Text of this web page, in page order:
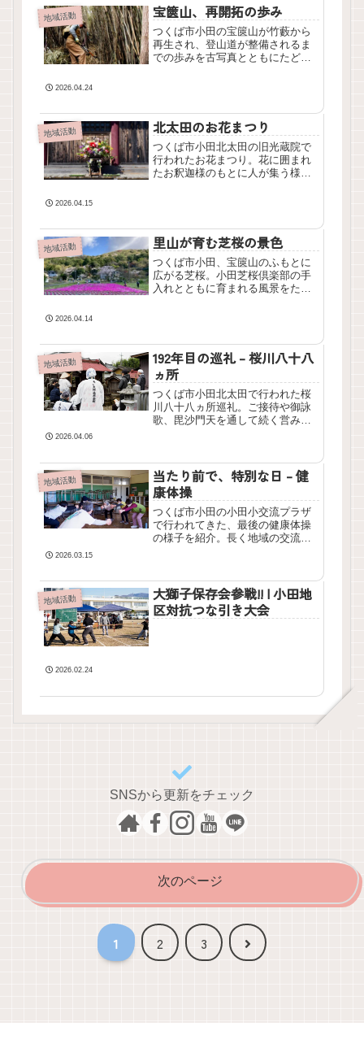
に結界を張りながら、町は少しず
つ祭りの風景へと変わっていきま
す。5年に1度の当前(とうめ)。習わ
しを思い出しながら作業を進める
人たちの姿を訪ねました。
地域活動 宝篋山、再開拓の歩み
つくば市小田の宝篋山が竹藪から
再生され、登山道が整備されるま
での歩みを古写真とともにたどり
2026.04.24
地域活動 北太田のお花まつり
つくば市小田北太田の旧光蔵院で
行われたお花まつり。花に囲まれ
たお釈迦様のもとに人が集う様子
2026.04.15
地域活動 里山が育む芝桜の景色
つくば市小田、宝篋山のふもとに
広がる芝桜。小田芝桜倶楽部の手
入れとともに育まれる風景をたど
2026.04.14
地域活動
192年目の巡礼 – 桜川八十八
ヵ所
つくば市小田北太田で行われた桜
川八十八ヵ所巡礼。ご接待や御詠
歌、毘沙門天を通して続く営みを
2026.04.06
地域活動
当たり前で、特別な日 – 健
康体操
つくば市小田の小田小交流プラザ
で行われてきた、最後の健康体操
の様子を紹介。長く地域の交流の
2026.03.15
地域活動
大獅子保存会参戦!! | 小田地
区対抗つな引き大会
2026.02.24
SNSから更新をチェック
次のページ
1 2 3
次